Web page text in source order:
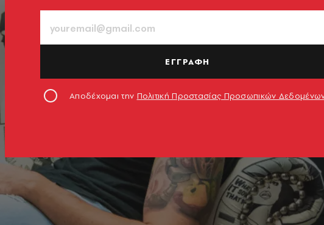
ΕΓΓΡΑΦΗ
Αποδέχομαι την Πολιτική Προστασίας Προσωπικών